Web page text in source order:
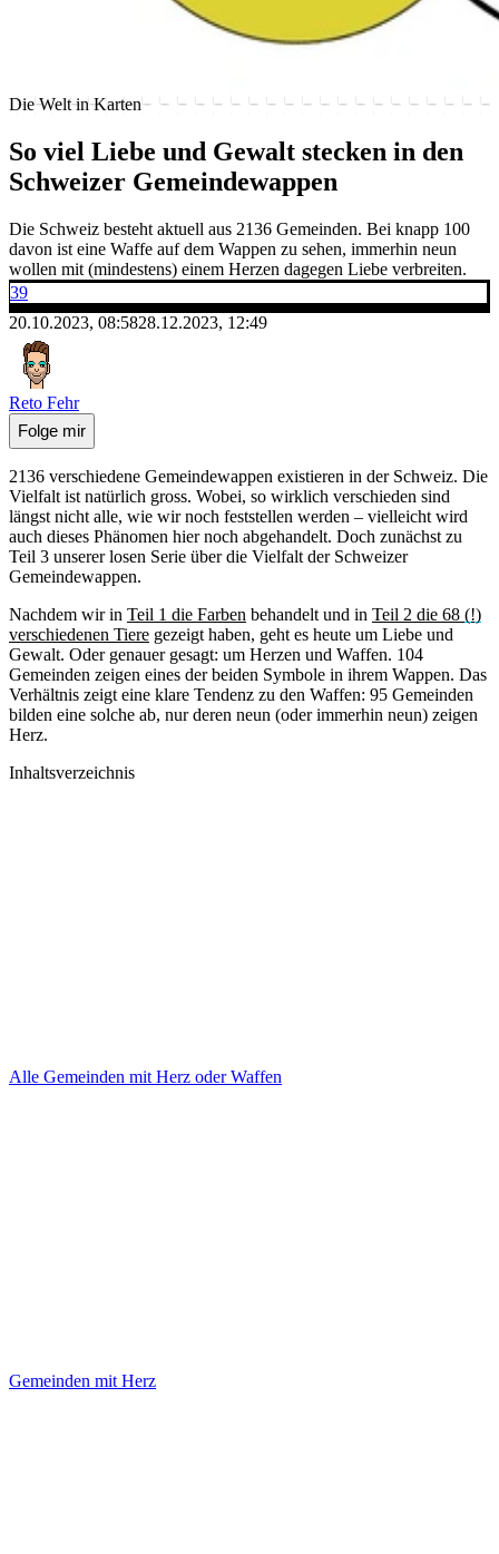
Die Welt in Karten
So viel Liebe und Gewalt stecken in den
Schweizer Gemeindewappen
Die Schweiz besteht aktuell aus 2136 Gemeinden. Bei knapp 100
davon ist eine Waffe auf dem Wappen zu sehen, immerhin neun
wollen mit (mindestens) einem Herzen dagegen Liebe verbreiten.
39
20.10.2023, 08:5828.12.2023, 12:49
Reto Fehr
Folge mir
2136 verschiedene Gemeindewappen existieren in der Schweiz. Die
Vielfalt ist natürlich gross. Wobei, so wirklich verschieden sind
längst nicht alle, wie wir noch feststellen werden – vielleicht wird
auch dieses Phänomen hier noch abgehandelt. Doch zunächst zu
Teil 3 unserer losen Serie über die Vielfalt der Schweizer
Gemeindewappen.
Nachdem wir in Teil 1 die Farben behandelt und in Teil 2 die 68 (!)
verschiedenen Tiere gezeigt haben, geht es heute um Liebe und
Gewalt. Oder genauer gesagt: um Herzen und Waffen. 104
Gemeinden zeigen eines der beiden Symbole in ihrem Wappen. Das
Verhältnis zeigt eine klare Tendenz zu den Waffen: 95 Gemeinden
bilden eine solche ab, nur deren neun (oder immerhin neun) zeigen
Herz.
Inhaltsverzeichnis
Alle Gemeinden mit Herz oder Waffen
Gemeinden mit Herz